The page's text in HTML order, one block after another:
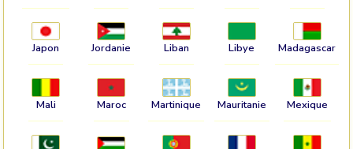
Japon Jordanie Liban Libye Madagascar
Mali Maroc Martinique Mauritanie Mexique